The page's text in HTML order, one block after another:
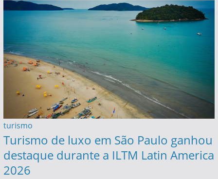
turismo
Turismo de luxo em São Paulo ganhou
destaque durante a ILTM Latin America
2026